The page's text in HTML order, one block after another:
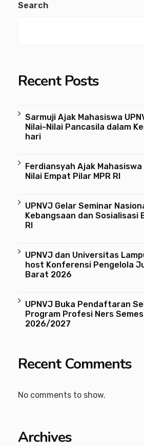
Search
Recent Posts
Sarmuji Ajak Mahasiswa
Nilai-Nilai Pancasila dalam
hari
Ferdiansyah Ajak Mahasiswa
Nilai Empat Pilar MPR RI
UPNVJ Gelar Seminar
Kebangsaan dan Sosialisasi
RI
UPNVJ dan Universitas
host Konferensi Pengelola
Barat 2026
UPNVJ Buka Pendaftaran
Program Profesi Ners
2026/2027
Recent Comments
No comments to show.
Archives